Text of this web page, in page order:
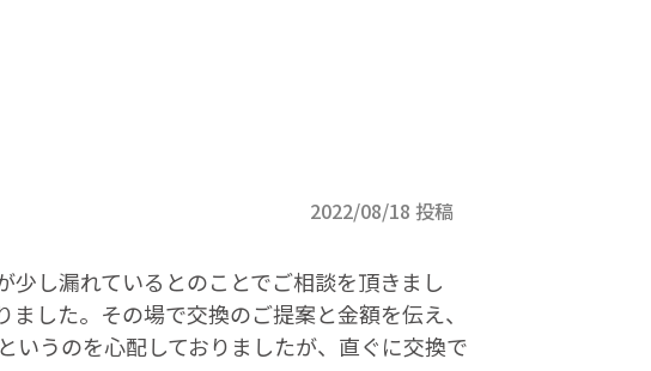
2022/08/18 投稿
し漏れているとのことでご相談を頂きまし
した。その場で交換のご提案と金額を伝え、
うのを心配しておりましたが、直ぐに交換で